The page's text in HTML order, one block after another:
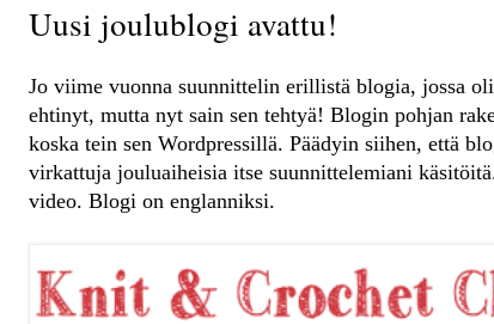
Uusi joulublogi avattu!
Jo viime vuonna suunnittelin erillistä blogia, jossa
ehtinyt, mutta nyt sain sen tehtyä! Blogin pohjan
koska tein sen Wordpressillä. Päädyin siihen, että
virkattuja jouluaiheisia itse suunnittelemiani
video. Blogi on englanniksi.